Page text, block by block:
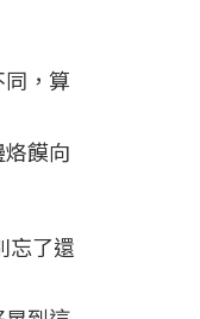
，算
饃向
忘了還